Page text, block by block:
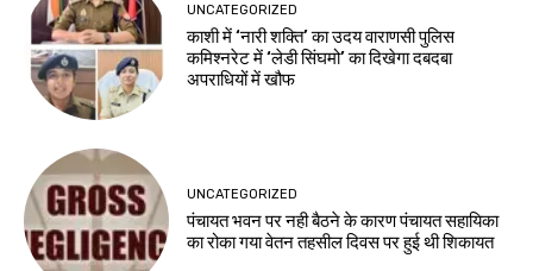
UNCATEGORIZED
काशी में ‘नारी शक्ति’ का उदय वाराणसी पुलिस
कमिश्नरेट में ‘लेडी सिंघमो’ का दिखेगा दबदबा
अपराधियों में खौफ
UNCATEGORIZED
पंचायत भवन पर नही बैठने के कारण पंचायत सहायिका
का रोका गया वेतन तहसील दिवस पर हुई थी शिकायत